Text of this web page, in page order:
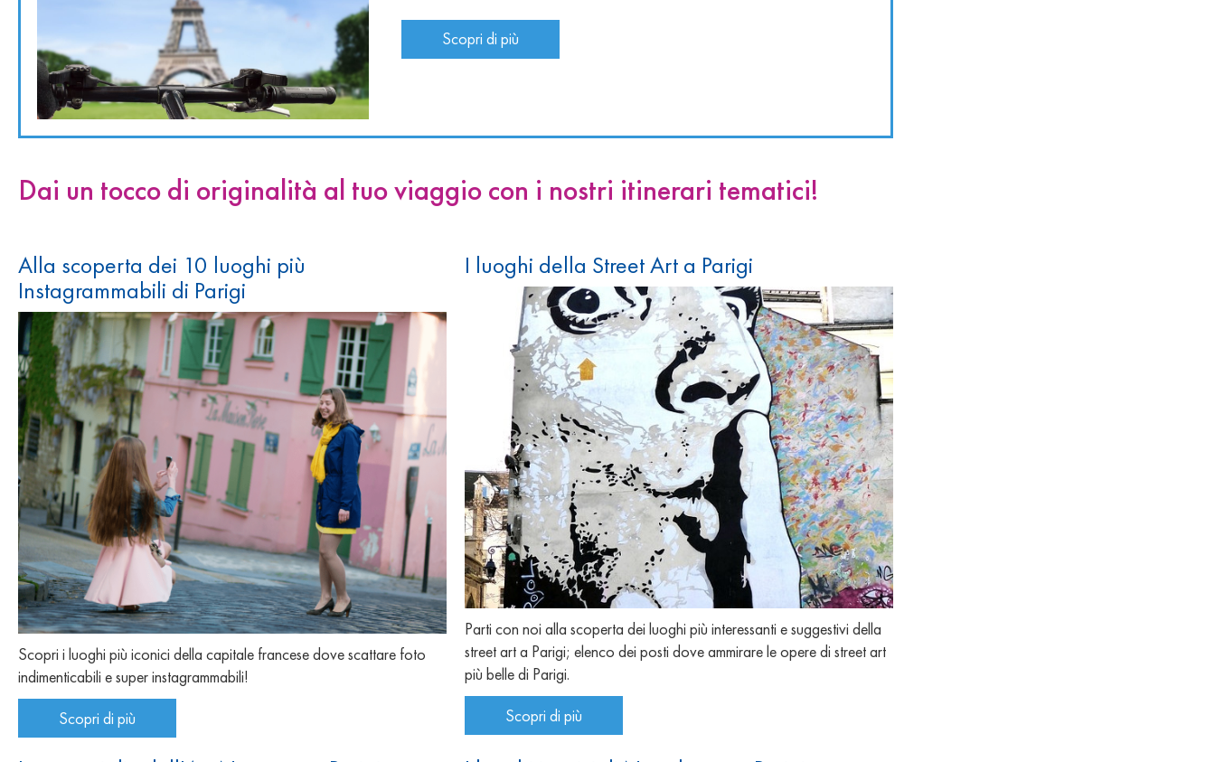
Scopri di più
Dai un tocco di originalità al tuo viaggio con i nostri itinerari tematici!
Alla scoperta dei 10 luoghi più
Instagrammabili di Parigi
Scopri i luoghi più iconici della capitale francese dove scattare foto
indimenticabili e super instagrammabili!
Scopri di più
I luoghi della Street Art a Parigi
Parti con noi alla scoperta dei luoghi più interessanti e suggestivi della
street art a Parigi; elenco dei posti dove ammirare le opere di street art
più belle di Parigi.
Scopri di più